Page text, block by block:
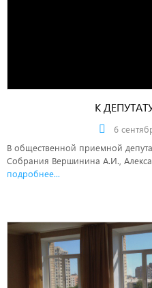
К
6
В общественной приемной
Собрания Вершинина А.И.,
подробнее...